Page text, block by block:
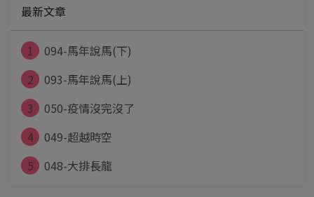
最新文章
1
094-馬年說馬(下)
2
093-馬年說馬(上)
3
050-疫情沒完沒了
4
049-超越時空
5
048-大排長龍